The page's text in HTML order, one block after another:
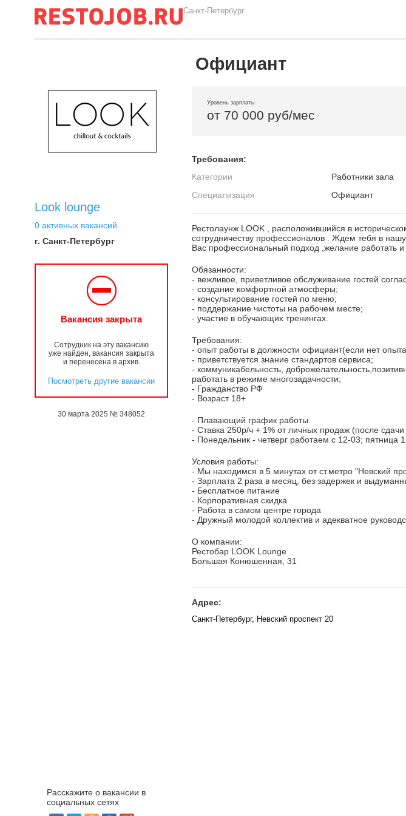
Санкт-Петербург
Look lounge
0 активных вакансий
г. Санкт-Петербург
Вакансия закрыта
Сотрудник на эту вакансию
уже найден, вакансия закрыта
и перенесена в архив.
Посмотреть другие вакансии
30 марта 2025 № 348052
Официант
Уровень зарплаты
от 70 000 руб/мес
Требования:
Категории
Работники зала
Специализация
Официант
Рестолаунж LOOK , расположившийся в
сотрудничеству профессионалов . Ждем тебя в
Вас профессиональный подход ,желание работать и
Обязанности:
- вежливое, приветливое обслуживание гостей
- создание комфортной атмосферы;
- консультирование гостей по меню;
- поддержание чистоты на рабочем месте;
- участие в обучающих тренингах.
Требования:
- опыт работы в должности официант(если нет
- приветствуется знание стандартов сервиса;
- коммуникабельность,
работать в режиме многозадачности;
- Гражданство РФ
- Возраст 18+
- Плавающий график работы
- Ставка 250р/ч + 1% от личных продаж (после
- Понедельник - четверг работаем с 12-03; пятница
Условия работы:
- Мы находимся в 5 минутах от ст.метро "Невский
- Зарплата 2 раза в месяц, без задержек и
- Бесплатное питание
- Корпоративная скидка
- Работа в самом центре города
- Дружный молодой коллектив и адекватное
О компании:
Рестобар LOOK Lounge
Большая Конюшенная, 31
Адрес:
Санкт-Петербург, Невский проспект 20
Расскажите о вакансии в
социальных сетях